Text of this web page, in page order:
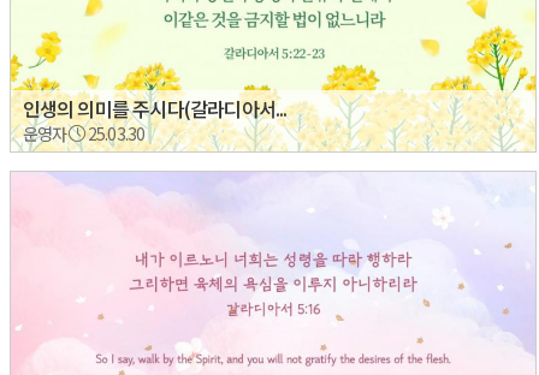
인생의 의미를 주시다(갈라디아서...
운영자 25.03.30